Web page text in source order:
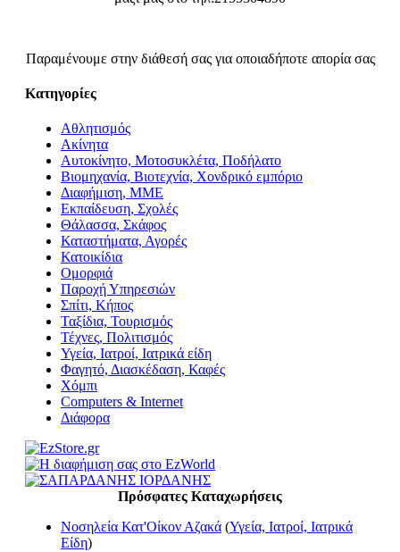
Παραμένουμε στην διάθεσή σας για οποιαδήποτε απορία σας
Κατηγορίες
Αθλητισμός
Ακίνητα
Αυτοκίνητο, Μοτοσυκλέτα, Ποδήλατο
Βιομηχανία, Βιοτεχνία, Χονδρικό εμπόριο
Διαφήμιση, ΜΜΕ
Εκπαίδευση, Σχολές
Θάλασσα, Σκάφος
Καταστήματα, Αγορές
Κατοικίδια
Ομορφιά
Παροχή Υπηρεσιών
Σπίτι, Κήπος
Ταξίδια, Τουρισμός
Τέχνες, Πολιτισμός
Υγεία, Ιατροί, Ιατρικά είδη
Φαγητό, Διασκέδαση, Καφές
Χόμπι
Computers & Internet
Διάφορα
Πρόσφατες Καταχωρήσεις
Νοσηλεία Κατ'Οίκον Αζακά (Υγεία, Ιατροί, Ιατρικά
Είδη)